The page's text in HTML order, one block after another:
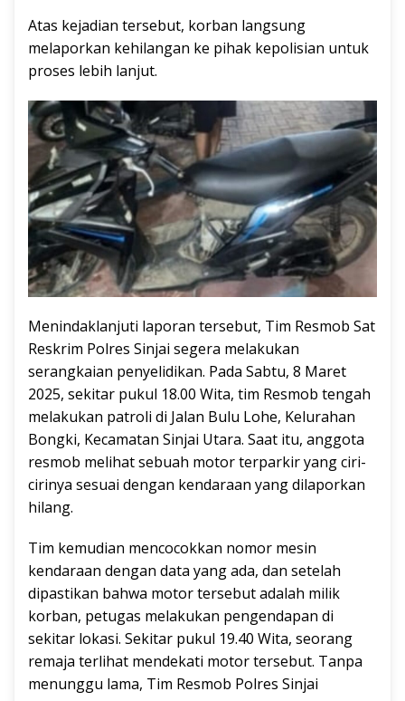
Atas kejadian tersebut, korban langsung
melaporkan kehilangan ke pihak kepolisian untuk
proses lebih lanjut.
Menindaklanjuti laporan tersebut, Tim Resmob Sat
Reskrim Polres Sinjai segera melakukan
serangkaian penyelidikan. Pada Sabtu, 8 Maret
2025, sekitar pukul 18.00 Wita, tim Resmob tengah
melakukan patroli di Jalan Bulu Lohe, Kelurahan
Bongki, Kecamatan Sinjai Utara. Saat itu, anggota
resmob melihat sebuah motor terparkir yang ciri-
cirinya sesuai dengan kendaraan yang dilaporkan
hilang.
Tim kemudian mencocokkan nomor mesin
kendaraan dengan data yang ada, dan setelah
dipastikan bahwa motor tersebut adalah milik
korban, petugas melakukan pengendapan di
sekitar lokasi. Sekitar pukul 19.40 Wita, seorang
remaja terlihat mendekati motor tersebut. Tanpa
menunggu lama, Tim Resmob Polres Sinjai